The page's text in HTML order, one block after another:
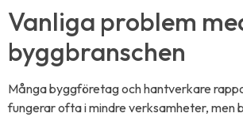
Vanliga problem
byggbranschen
Många byggföretag och hantverkare
fungerar ofta i mindre verksamheter, men